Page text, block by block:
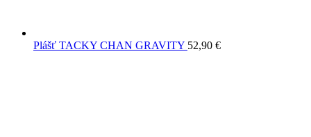
Plášť TACKY CHAN GRAVITY 52,90 €